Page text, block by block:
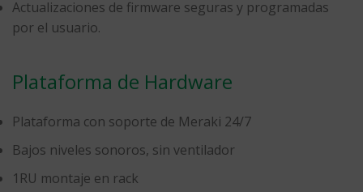
Actualizaciones de firmware seguras y programadas
por el usuario.
Plataforma de Hardware
Plataforma con soporte de Meraki 24/7
Bajos niveles sonoros, sin ventilador
1RU montaje en rack